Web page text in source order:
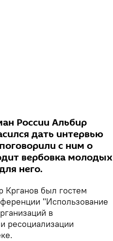
России Альбир
дать интервью
с ним о
вербовка молодых
него.
Крганов был гостем
"Использование
в
ресоциализации